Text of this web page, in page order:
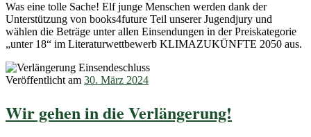
Was eine tolle Sache! Elf junge Menschen werden dank der
Unterstützung von books4future Teil unserer Jugendjury und
wählen die Beträge unter allen Einsendungen in der Preiskategorie
„unter 18“ im Literaturwettbewerb KLIMAZUKÜNFTE 2050 aus.
Veröffentlicht am 30. März 2024
Wir gehen in die Verlängerung!